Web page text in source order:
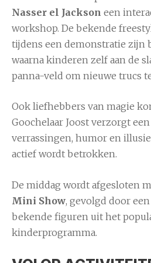
Nasser el Jackson een
workshop. De bekende
tijdens een demonstratie zijn
waarna kinderen zelf aan de
panna-veld om nieuwe trucs
Ook liefhebbers van magie
Goochelaar Joost verzorgt
verrassingen, humor en
actief wordt betrokken.
De middag wordt afgesloten
Mini Show, gevolgd door
bekende figuren uit het
kinderprogramma.